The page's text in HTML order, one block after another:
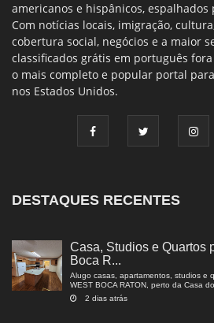
americanos e hispânicos, espalhados
Com notícias locais, imigração,
cobertura social, negócios e a maior
classificados grátis em português fora
o mais completo e popular portal
nos Estados Unidos.
DESTAQUES RECENTES
Casa, Studios e Quartos
Boca R...
Alugo casas, apartamentos, studios e
WEST BOCA RATON, perto da Casa
2 dias atrás